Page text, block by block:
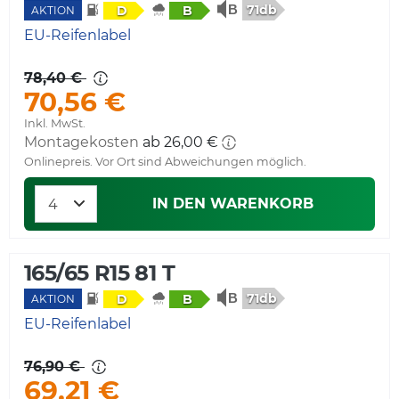
AKTION D B 71db
EU-Reifenlabel
78,40 €
70,56 €
Inkl. MwSt.
Montagekosten ab 26,00 €
Onlinepreis. Vor Ort sind Abweichungen möglich.
IN DEN WARENKORB
165/65 R15 81 T
AKTION D B 71db
EU-Reifenlabel
76,90 €
69,21 €